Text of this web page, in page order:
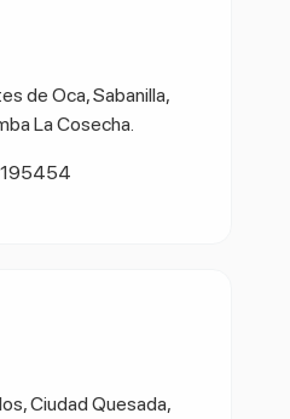
de Oca, Sabanilla,
La Cosecha.
Ciudad Quesada,